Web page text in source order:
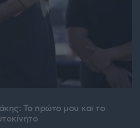
Το πρώτο μου και το